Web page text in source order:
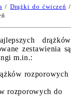
/ Drążki do ćwiczeń /
drążków
zestawienia są
m.in.:
rozporowych
rozporowych do